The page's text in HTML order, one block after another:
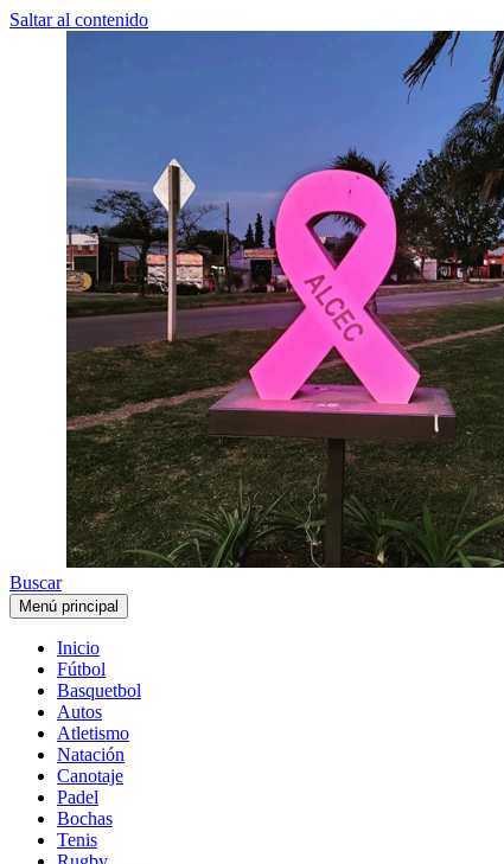
Saltar al contenido
Buscar
Menú principal
Inicio
Fútbol
Basquetbol
Autos
Atletismo
Natación
Canotaje
Padel
Bochas
Tenis